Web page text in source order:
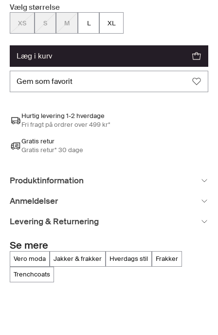
Vælg størrelse
XS S M L XL
læg i kurv
gem som favorit
Hurtig levering 1-2 hverdage
Fri fragt på ordrer over 499 kr*
Gratis retur
Gratis retur* 30 dage
Produktinformation
Anmeldelser
Levering & Returnering
Se mere
vero moda jakker & frakker hverdags stil
frakker
trenchcoats